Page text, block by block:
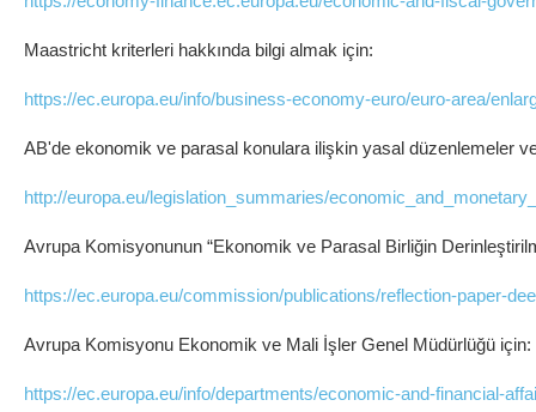
Maastricht kriterleri hakkında bilgi almak için:
https://ec.europa.eu/info/business-economy-euro/euro-area/
AB'de ekonomik ve parasal konulara ilişkin yasal düzenlemeler
http://europa.eu/legislation_summaries/
Avrupa Komisyonunun “Ekonomik ve Parasal Birliğin
https://ec.europa.eu/commission/publications/reflection-paper-
Avrupa Komisyonu Ekonomik ve Mali İşler Genel Müdürlüğü için:
https://ec.europa.eu/info/departments/economic-and-financial-